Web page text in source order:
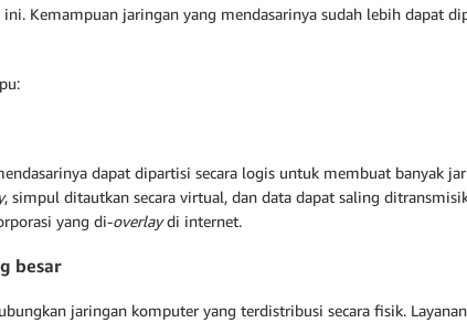
Kemampuan jaringan yang mendasarinya sudah lebih dapat
dapat dipartisi secara logis untuk membuat banyak
, simpul ditautkan secara virtual, dan data dapat saling
yang di-overlaydi internet.
besar
jaringan komputer yang terdistribusi secara fisik.